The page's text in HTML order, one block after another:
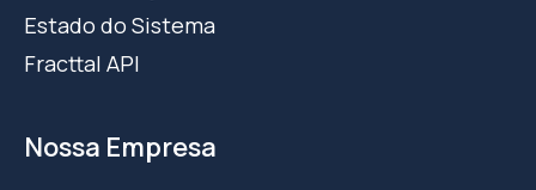
Estado do Sistema
Fracttal API
Nossa Empresa